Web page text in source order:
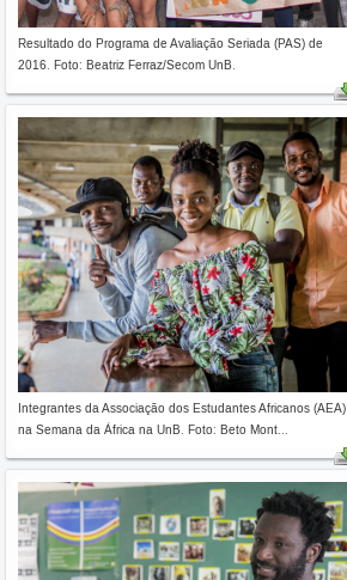
Resultado do Programa de Avaliação Seriada (PAS) de
2016. Foto: Beatriz Ferraz/Secom UnB.
Integrantes da Associação dos Estudantes Africanos (AEA)
na Semana da África na UnB. Foto: Beto Mont...